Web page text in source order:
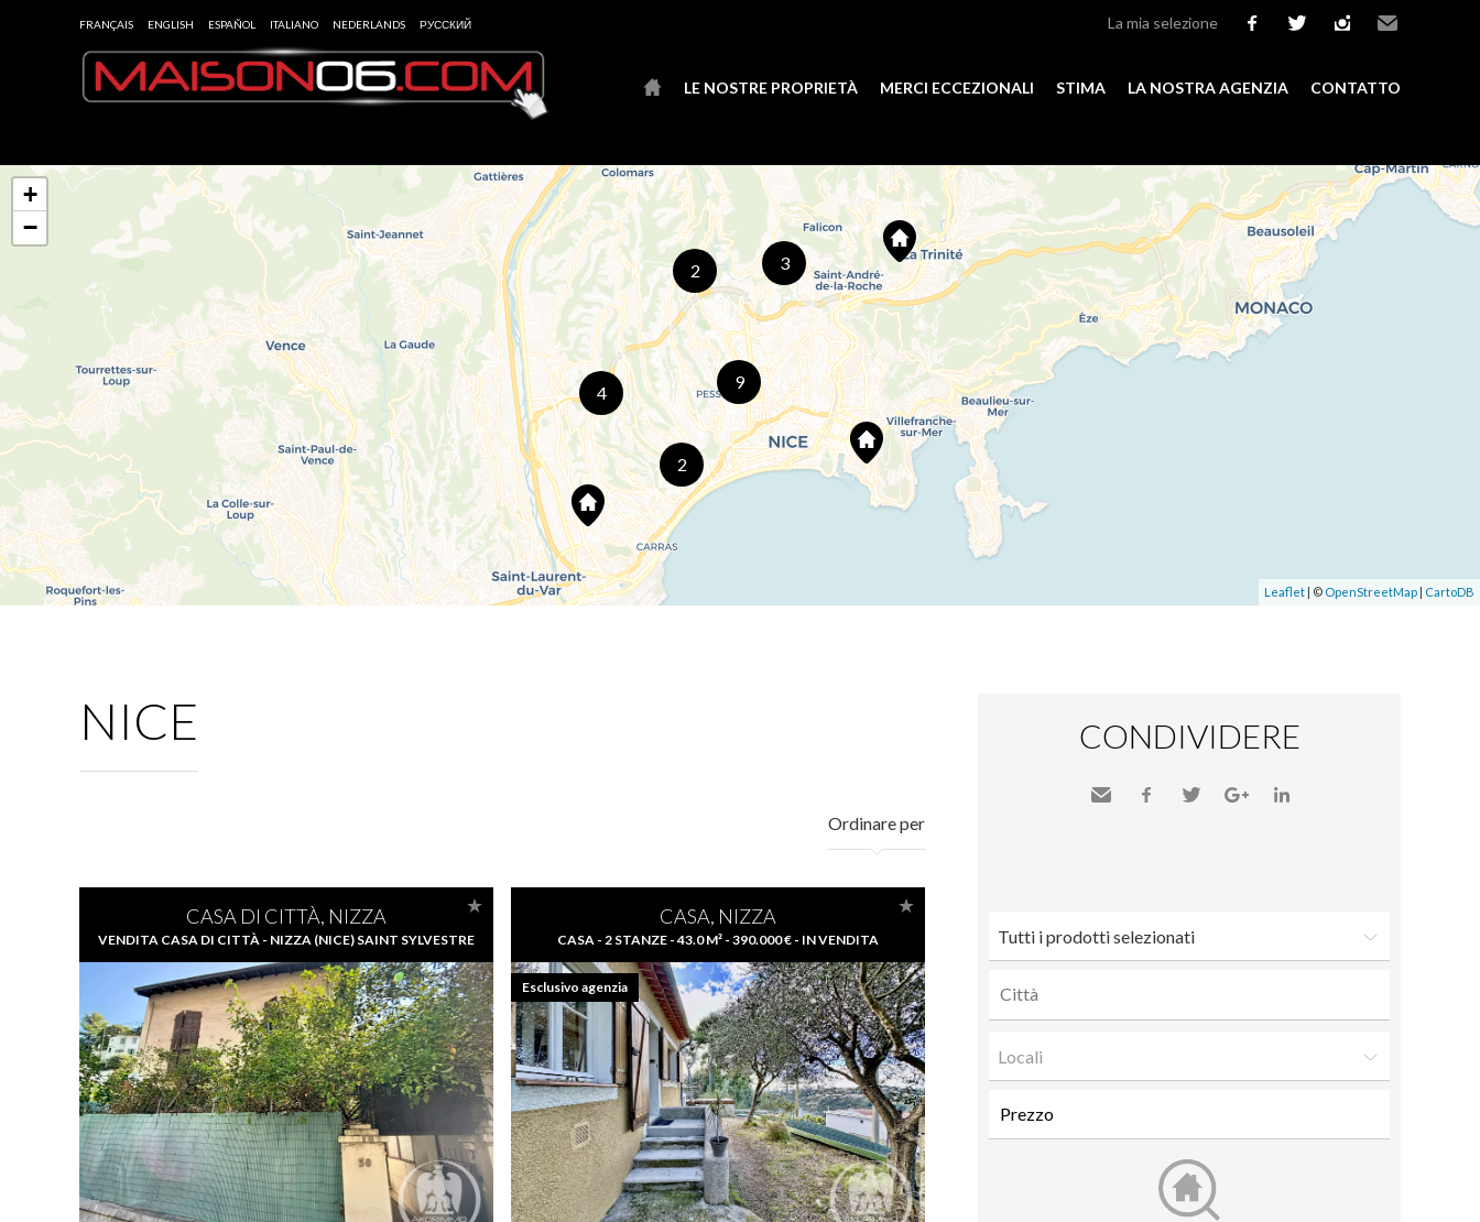
FRANÇAIS ENGLISH ESPAÑOL ITALIANO NEDERLANDS РУССКИЙ La mia selezione
LE NOSTRE PROPRIETÀ MERCI ECCEZIONALI STIMA LA NOSTRA AGENZIA CONTATTO
3
4
2
9
2
+
−
Leaflet | © OpenStreetMap | CartoDB
NICE
Ordinare per
CASA DI CITTÀ, NIZZA
VENDITA CASA DI CITTÀ - NIZZA (NICE) SAINT SYLVESTRE
CASA, NIZZA
CASA - 2 STANZE - 43.0 M² - 390.000 € - IN VENDITA
Esclusivo agenzia
CONDIVIDERE
Tutti i prodotti selezionati
Locali